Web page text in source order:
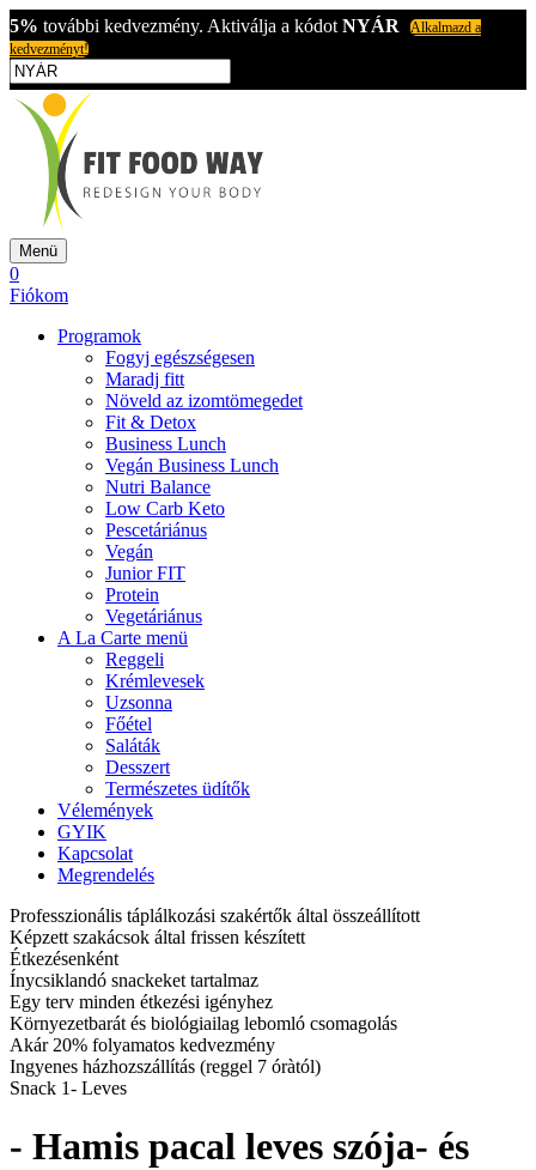
5% további kedvezmény. Aktiválja a kódot NYÁR
Alkalmazd a
kedvezményt!
Menü
0
Fiókom
Programok
Fogyj egészségesen
Maradj fitt
Növeld az izomtömegedet
Fit & Detox
Business Lunch
Vegán Business Lunch
Nutri Balance
Low Carb Keto
Pescetáriánus
Vegán
Junior FIT
Protein
Vegetáriánus
A La Carte menü
Reggeli
Krémlevesek
Uzsonna
Főétel
Saláták
Desszert
Természetes üdítők
Vélemények
GYIK
Kapcsolat
Megrendelés
Professzionális táplálkozási szakértők által összeállított
Képzett szakácsok által frissen készített
Étkezésenként
Ínycsiklandó snackeket tartalmaz
Egy terv minden étkezési igényhez
Környezetbarát és biológiailag lebomló csomagolás
Akár 20% folyamatos kedvezmény
Ingyenes házhozszállítás (reggel 7 óràtól)
Snack 1- Leves
- Hamis pacal leves szója- és